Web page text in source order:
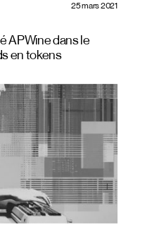
25 mars 2021
APWine dans le
en tokens